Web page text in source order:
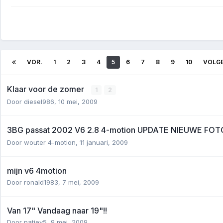
VOR. 1 2 3 4 5 6 7 8 9 10
Klaar voor de zomer 1 2
Door diesel986, 10 mei, 2009
3BG passat 2002 V6 2.8 4-motion UPDATE NIEUWE
Door wouter 4-motion, 11 januari, 2009
mijn v6 4motion
Door ronald1983, 7 mei, 2009
Van 17" Vandaag naar 19"!!